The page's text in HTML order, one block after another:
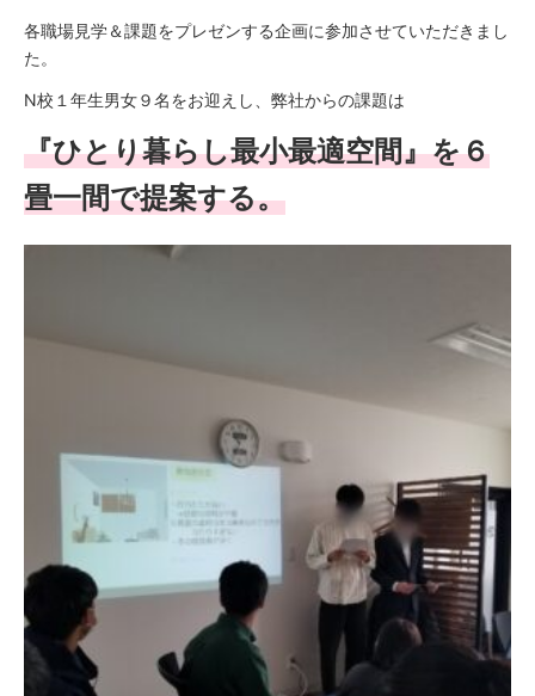
各職場見学＆課題をプレゼンする企画に参加させていただきまし
た。
N校１年生男女９名をお迎えし、弊社からの課題は
『ひとり暮らし最小最適空間』を６
畳一間で提案する。